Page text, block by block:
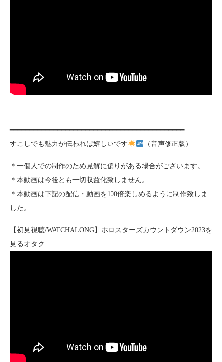
━━━━━━━━━━━━━━━━━━━━━━━━━━━━━━━━━━━━━━━━━━━━
すこしでも魅力が伝われば嬉しいです
（音声修正版）
＊一個人での制作のため見解に偏りがある場合がございます。
＊本動画は今後とも一切収益化致しません。
＊本動画は下記の配信・動画を100倍楽しめるように制作致しま
した。
【初見視聴/WATCHALONG】ホロスターズカウントダウン2023を
見るオタク